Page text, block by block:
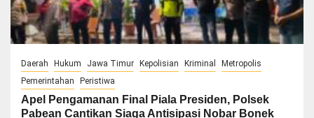
Daerah Hukum Jawa Timur Kepolisian Kriminal
Metropolis
Pemerintahan
Peristiwa
Apel Pengamanan Final Piala Presiden, Polsek
Pabean Cantikan Siaga Antisipasi Nobar Bonek